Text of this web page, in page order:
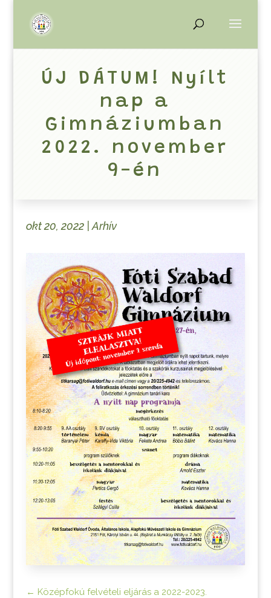
ÚJ DÁTUM! Nyílt
nap a
Gimnáziumban
2022. november
9-én
okt 20, 2022| Arhív
← Középfokú felvételi eljárás a 2022-2023.